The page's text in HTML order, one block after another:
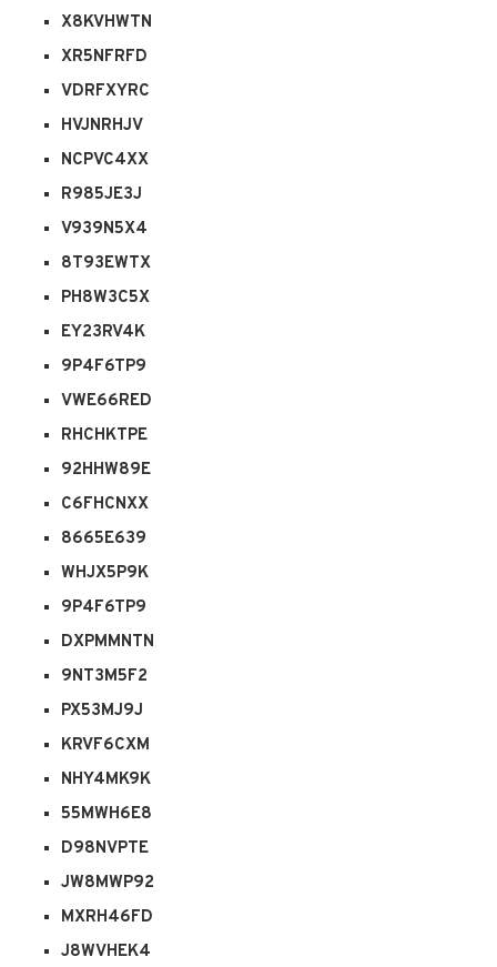
X8KVHWTN
XR5NFRFD
VDRFXYRC
HVJNRHJV
NCPVC4XX
R985JE3J
V939N5X4
8T93EWTX
PH8W3C5X
EY23RV4K
9P4F6TP9
VWE66RED
RHCHKTPE
92HHW89E
C6FHCNXX
8665E639
WHJX5P9K
9P4F6TP9
DXPMMNTN
9NT3M5F2
PX53MJ9J
KRVF6CXM
NHY4MK9K
55MWH6E8
D98NVPTE
JW8MWP92
MXRH46FD
J8WVHEK4